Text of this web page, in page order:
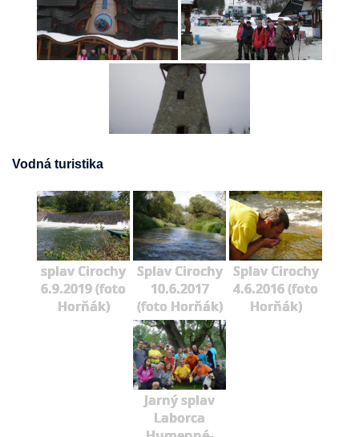
Vodná turistika
splav Cirochy
6.9.2019 (foto
Horňák)
Splav Cirochy
10.6.2017
(foto Horňák)
Splav Cirochy
4.6.2016 (foto
Horňák)
Jarný splav
Laborca